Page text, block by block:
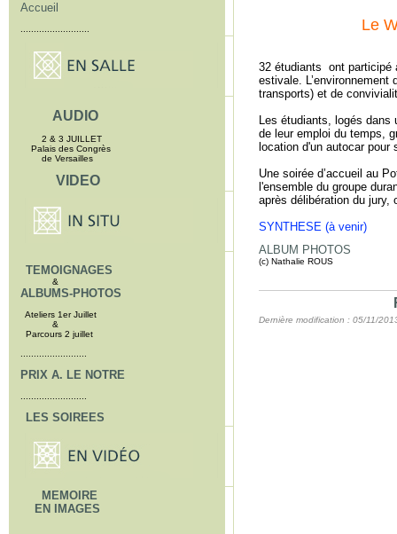
Accueil
AUDIO
2 & 3 JUILLET
Palais des Congrès
de Versailles
VIDEO
TEMOIGNAGES
&
ALBUMS-PHOTOS
Ateliers 1er Juillet
&
Parcours 2 juillet
PRIX A. LE NOTRE
LES SOIREES
MEMOIRE
EN IMAGES
Le
32 étudiants ont participé
estivale.
transports) et de
Les étudiants, logés
de leur emploi du temps,
location d'un autocar
Une soirée d’accueil au
l'ensemble du groupe
après délibération du jury,
SYNTHESE (à venir)
ALBUM PHOTOS
(c) Nathalie ROUS
Dernière modification : 05/11/